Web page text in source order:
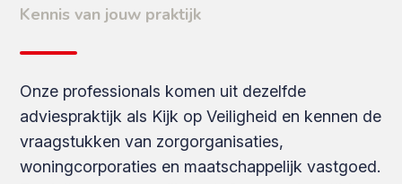
Kennis van jouw praktijk
Onze professionals komen uit dezelfde
adviespraktijk als Kijk op Veiligheid en kennen de
vraagstukken van zorgorganisaties,
woningcorporaties en maatschappelijk vastgoed.